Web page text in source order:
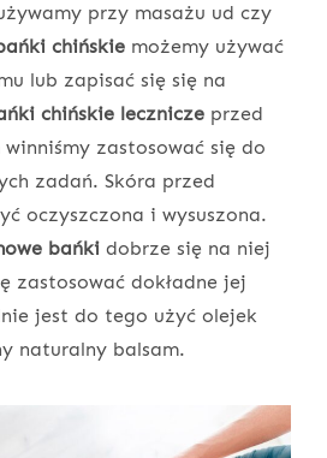
przy masażu ud czy
chińskie możemy używać
lub zapisać się się na
chińskie lecznicze przed
zastosować się do
zadań. Skóra przed
oczyszczona i wysuszona.
bańki dobrze się na niej
zastosować dokładne jej
jest do tego użyć olejek
naturalny balsam.